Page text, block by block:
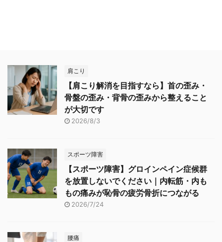
肩こり
【肩こり解消を目指すなら】首の歪み・
骨盤の歪み・背骨の歪みから整えること
が大切です
2026/8/3
スポーツ障害
【スポーツ障害】グロインペイン症候群
を放置しないでください｜内転筋・内も
もの痛みが恥骨の疲労骨折につながる
2026/7/24
腰痛